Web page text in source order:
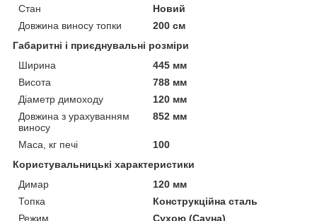
Стан
Новий
Довжина виносу топки
200 см
Габаритні і приєднувальні розміри
Ширина
445 мм
Висота
788 мм
Діаметр димоходу
120 мм
Довжина з урахуванням
виносу
852 мм
Маса, кг печі
100
Користувальницькі характеристики
Димар
120 мм
Топка
Конструкційна сталь
Режим
Сухою (Сауна)